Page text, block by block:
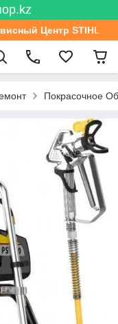
Центр STIHL
Покрасочное